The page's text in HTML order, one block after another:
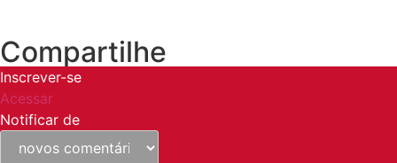
Compartilhe
Inscrever-se
Acessar
Notificar de